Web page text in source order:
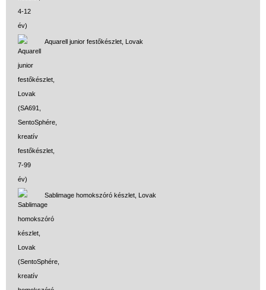
Aquarell junior festőkészlet, Lovak
Sablimage homokszóró készlet, Lovak